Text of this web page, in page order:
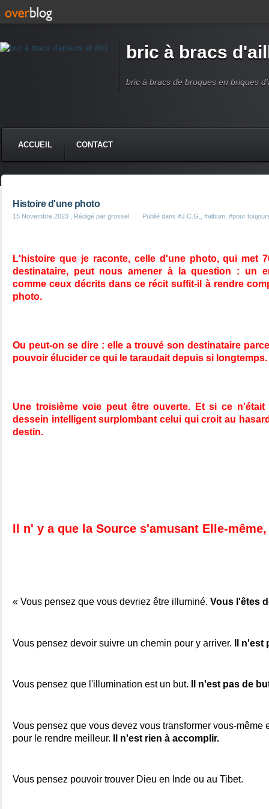
bric à bracs
bric à bracs de broques en briques
ACCUEIL CONTACT
Histoire d'une photo
15 Novembre 2023 , Rédigé par grossel Publié dans #J.C.G. #album #pour
L'histoire que je raconte, celle d'une photo, qui met
destinataire, peut nous amener à la question : un
comme ceux décrits dans ce récit suffit-il à rendre
photo.
Ou peut-on se dire : elle a trouvé son destinataire
pouvoir élucider ce qui le taraudait depuis si longtemps.
Une troisième voie peut être ouverte. Et si ce
dessein intelligent surplombant celui qui croit au
destin.
Il n' y a que la Source s'amusant Elle-
« Vous pensez que vous devriez être illuminé. Vous l'êtes
Vous pensez devoir suivre un chemin pour y arriver. Il
Vous pensez que l'illumination est un but. Il n'est pas de
Vous pensez que vous devez vous transformer vous-même
pour le rendre meilleur.
Il n'est rien à accomplir.
Vous pensez pouvoir trouver Dieu en Inde ou au Tibet.